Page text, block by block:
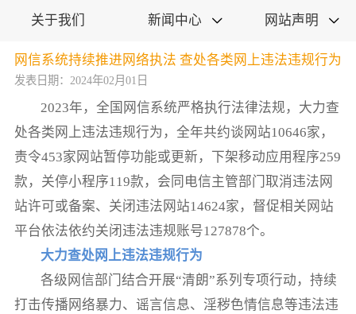
关于我们 新闻中心  网站声明 
网信系统持续推进网络执法 查处各类网上违法违规行为
发表日期：2024年02月01日
2023年，全国网信系统严格执行法律法规，大力查
处各类网上违法违规行为，全年共约谈网站10646家，
责令453家网站暂停功能或更新，下架移动应用程序259
款，关停小程序119款，会同电信主管部门取消违法网
站许可或备案、关闭违法网站14624家，督促相关网站
平台依法依约关闭违法违规账号127878个。
大力查处网上违法违规行为
各级网信部门结合开展“清朗”系列专项行动，持续
打击传播网络暴力、谣言信息、淫秽色情信息等违法违